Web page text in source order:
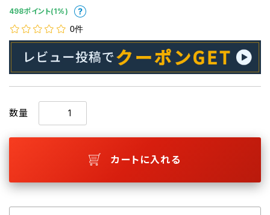
498ポイント(1%)
0件
数量
カートに入れる